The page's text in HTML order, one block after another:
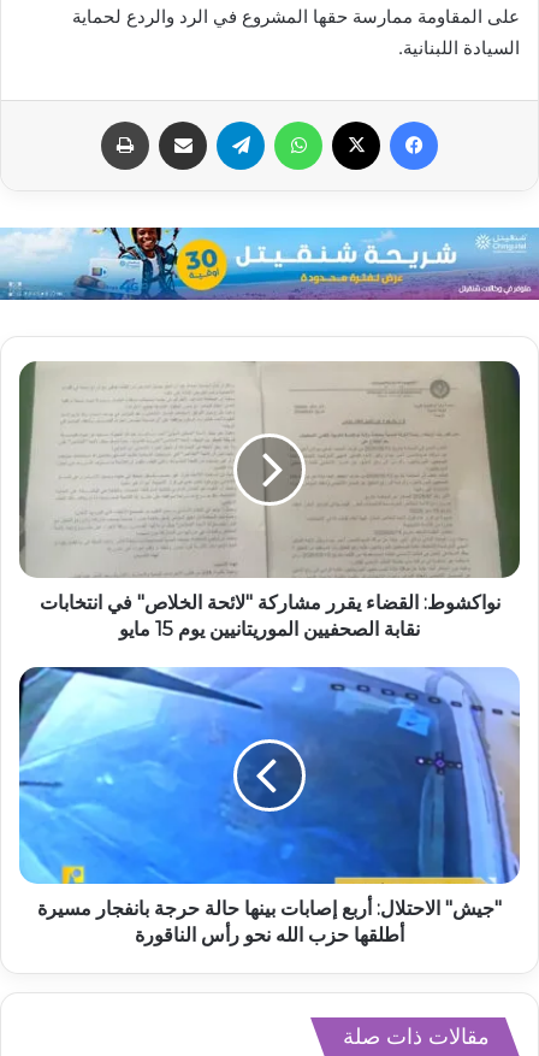
على المقاومة ممارسة حقها المشروع في الرد والردع لحماية
السيادة اللبنانية.
فيسبوك واتساب تيلقرام مشاركة عبر البريد
نواكشوط: القضاء يقرر مشاركة "لائحة الخلاص" في انتخابات
نقابة الصحفيين الموريتانيين يوم 15 مايو
"جيش" الاحتلال: أربع إصابات بينها حالة حرجة بانفجار مسيرة
أطلقها حزب الله نحو رأس الناقورة
مقالات ذات صلة